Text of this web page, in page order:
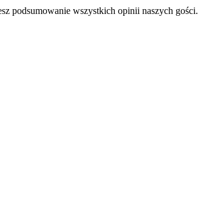
podsumowanie wszystkich opinii naszych gości.